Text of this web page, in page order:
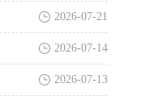
2026-07-21
2026-07-14
2026-07-13